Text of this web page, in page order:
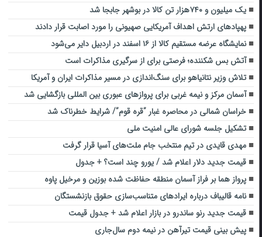
یک میلیون و ۷۴۰هزار تن کالا در بوشهر جابجا شد
پهپادهای ارتش اهداف آمریکایی صهیونی را مورد اصابت قرار دادند
نمایشگاه عرضه مستقیم کالا از ۱۶ اسفند در اردبیل دایر می‌شود
آتش بس شکننده؛ فرصتی برای از سرگیری مذاکرات است
تلاش وزیر نتانیاهو برای سنگ‌اندازی در مسیر مذاکرات ایران و آمریکا
آسمان مرکز و نیمه غربی برای پروازهای عبوری بین المللی بازگشایی شد
خراسان شمالی در ‌محاصره غبار ‌”قره قوم”/ شرایط خطرناک شد
تشکیل جلسه شورای عالی امنیت ملی
مهدی قایدی در تیم منتخب جام ملت‌های آسیا قرار گرفت
قیمت جدید دلار اعلام شد / یورو چند است؟ + جدول
پرواز هما بر فراز آسمان منطقه حفاظت شده بوزین و مرخیل پاوه
نامه قالیباف درباره ایرادهای متناسب‌سازی حقوق بازنشستگان
قیمت جدید رنو ساندرو در بازار اعلام شد + جدول قیمت
پیش‌ بینی قیمت تیرآهن در نیمه دوم سال‌جاری